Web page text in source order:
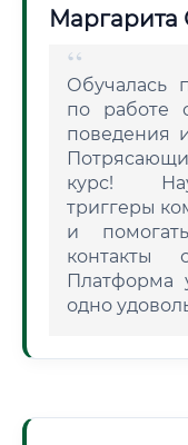
Маргарита
Обучалась
по работе
поведения
курс!
триггеры
и
контакты
Платформа
одно